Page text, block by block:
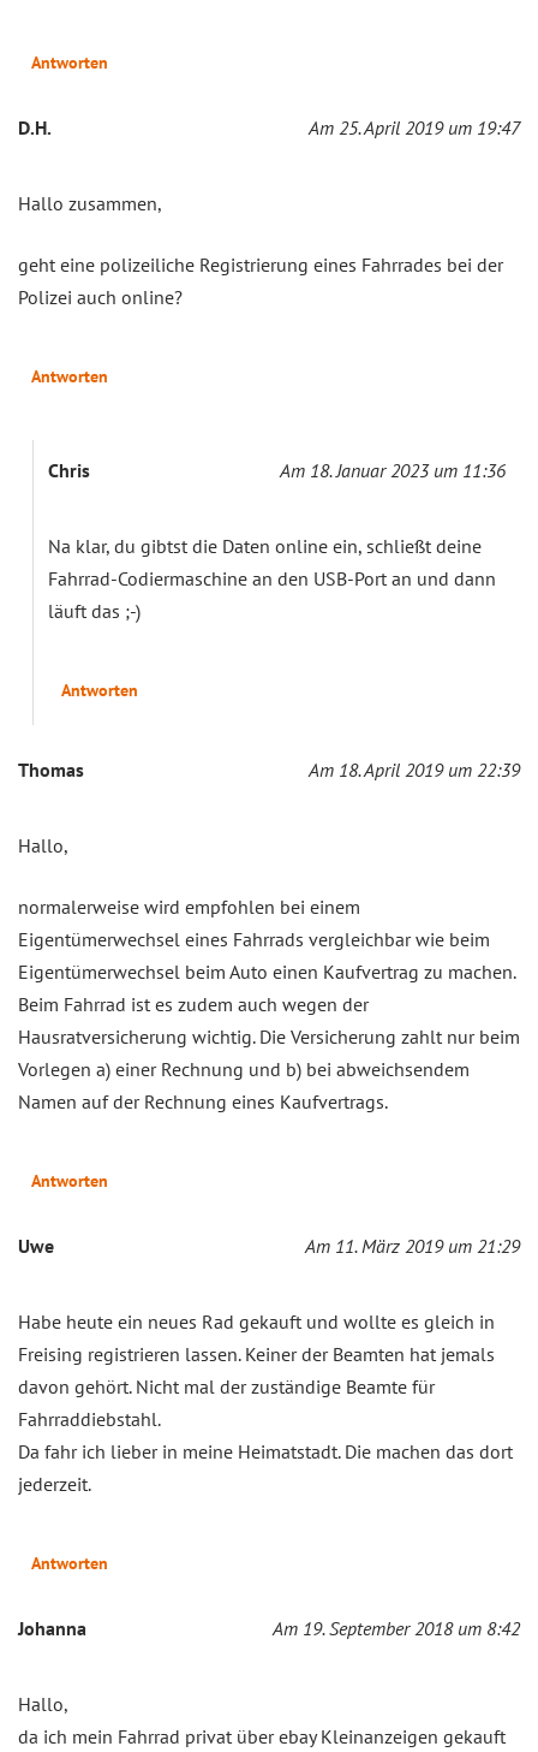
Antworten
D.H. Am 25. April 2019 um 19:47
Hallo zusammen,
geht eine polizeiliche Registrierung eines Fahrrades bei der
Polizei auch online?
Antworten
Chris Am 18. Januar 2023 um 11:36
Na klar, du gibtst die Daten online ein, schließt deine
Fahrrad-Codiermaschine an den USB-Port an und dann
läuft das ;-)
Antworten
Thomas Am 18. April 2019 um 22:39
Hallo,
normalerweise wird empfohlen bei einem
Eigentümerwechsel eines Fahrrads vergleichbar wie beim
Eigentümerwechsel beim Auto einen Kaufvertrag zu machen.
Beim Fahrrad ist es zudem auch wegen der
Hausratversicherung wichtig. Die Versicherung zahlt nur beim
Vorlegen a) einer Rechnung und b) bei abweichsendem
Namen auf der Rechnung eines Kaufvertrags.
Antworten
Uwe Am 11. März 2019 um 21:29
Habe heute ein neues Rad gekauft und wollte es gleich in
Freising registrieren lassen. Keiner der Beamten hat jemals
davon gehört. Nicht mal der zuständige Beamte für
Fahrraddiebstahl.
Da fahr ich lieber in meine Heimatstadt. Die machen das dort
jederzeit.
Antworten
Johanna Am 19. September 2018 um 8:42
Hallo,
da ich mein Fahrrad privat über ebay Kleinanzeigen gekauft